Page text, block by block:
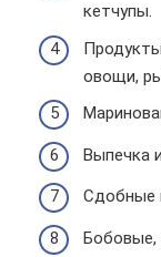
кетчупы.
овощи,
Выпечка
Сдобные
Бобовые,